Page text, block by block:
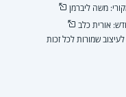
משה ליברמן
אורית כלב
לעיצוב שמורות לכל זכות